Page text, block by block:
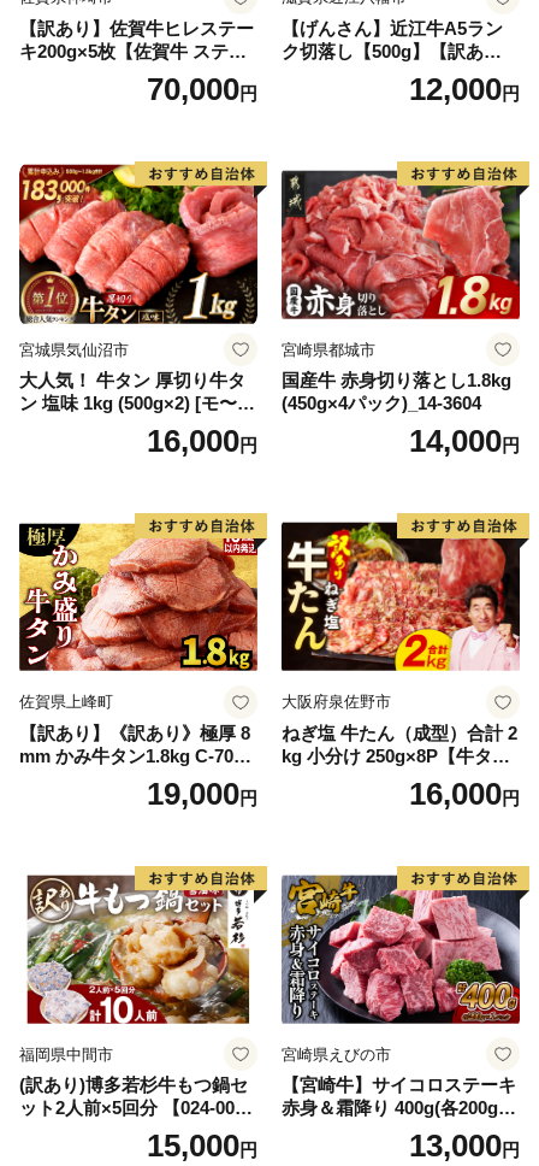
【訳あり】佐賀牛ヒレステー
キ200g×5枚【佐賀牛 ステー
キ ブランド肉 ヒレ肉 フィレ
肉 ジューシー ヘルシー】(H0
70,000円
【げんさん】近江牛A5ラン
ク切落し【500g】【訳あり】
12,000円
宮城県気仙沼市
大人気！ 牛タン 厚切り牛タ
ン 塩味 1kg (500g×2) [モ〜ラ
ンド 宮城県 気仙沼市 205646
60] 肉 牛肉 精肉 牛たん 牛タ
16,000円
宮崎県都城市
国産牛 赤身切り落とし1.8kg
(450g×4パック)_14-3604
14,000円
佐賀県上峰町
【訳あり】《訳あり》極厚 8
mm かみ牛タン1.8kg C-709-
19,000円
大阪府泉佐野市
ねぎ塩 牛たん（成型）合計 2
kg 小分け 250g×8P【牛タン
牛肉 焼肉用 薄切り 訳あり サ
16,000円
福岡県中間市
(訳あり)博多若杉牛もつ鍋セ
ット2人前×5回分 【024-002
15,000円
宮崎県えびの市
【宮崎牛】サイコロステーキ
赤身＆霜降り 400g(各200g×
１P 計2P) 真空パック 冷凍
13,000円